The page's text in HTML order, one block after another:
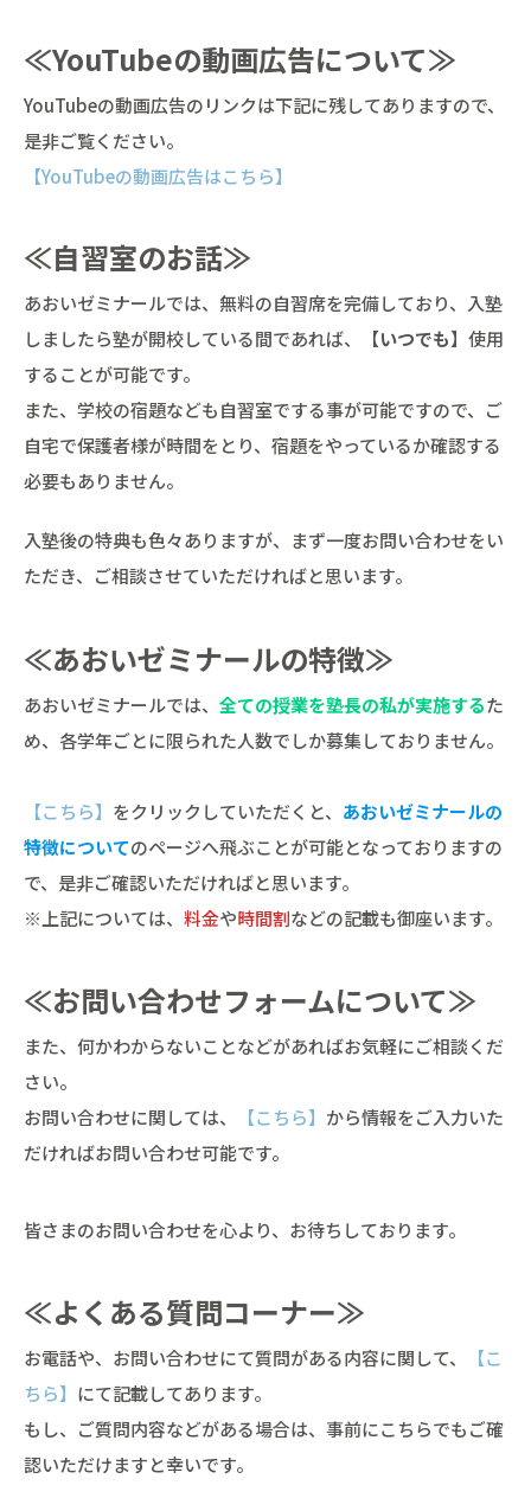
≪YouTubeの動画広告について≫
YouTubeの動画広告のリンクは下記に残してありますので、
是非ご覧ください。
【YouTubeの動画広告はこちら】
≪自習室のお話≫
あおいゼミナールでは、無料の自習席を完備しており、入塾
しましたら塾が開校している間であれば、【いつでも】使用
することが可能です。
また、学校の宿題なども自習室でする事が可能ですので、ご
自宅で保護者様が時間をとり、宿題をやっているか確認する
必要もありません。
入塾後の特典も色々ありますが、まず一度お問い合わせをい
ただき、ご相談させていただければと思います。
≪あおいゼミナールの特徴≫
あおいゼミナールでは、 全ての授業を塾長の私が実施するた
め、各学年ごとに限られた人数でしか募集しておりません。
【こちら】 をクリックしていただくと、 あおいゼミナールの
特徴についてのページへ飛ぶことが可能となっておりますの
で、是非ご確認いただければと思います。
※上記については、 料金や時間割などの記載も御座います。
≪お問い合わせフォームについて≫
また、何かわからないことなどがあればお気軽にご相談くだ
さい。
お問い合わせに関しては、
【こちら】 から情報をご入力いた
だければお問い合わせ可能です。
皆さまのお問い合わせを心より、お待ちしております。
≪よくある質問コーナー≫
お電話や、お問い合わせにて質問がある内容に関して、
【こ
ちら】 にて記載してあります。
もし、ご質問内容などがある場合は、事前にこちらでもご確
認いただけますと幸いです。